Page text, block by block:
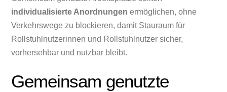
individualisierte Anordnungen ermöglichen, ohne
Verkehrswege zu blockieren, damit Stauraum für
Rollstuhlnutzerinnen und Rollstuhlnutzer sicher,
vorhersehbar und nutzbar bleibt.
Gemeinsam genutzte